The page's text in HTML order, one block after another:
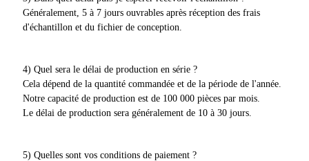
Généralement, 5 à 7 jours ouvrables après réception des frais
d'échantillon et du fichier de conception.
4) Quel sera le délai de production en série ?
Cela dépend de la quantité commandée et de la période de l'année.
Notre capacité de production est de 100 000 pièces par mois.
Le délai de production sera généralement de 10 à 30 jours.
5) Quelles sont vos conditions de paiement ?